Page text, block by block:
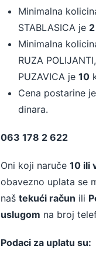
Minimalna
STABLASICA je 2
Minimalna
RUZA
PUZAVICA je 10
Cena postarine
dinara.
063 178 2 622
Oni koji naruče 10 ili
obavezno uplata se
naš tekući račun ili
uslugom na broj
Podaci za uplatu su: